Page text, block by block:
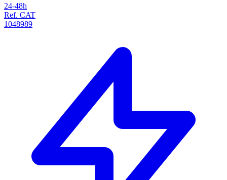
24-48h
Ref. CAT
1048989